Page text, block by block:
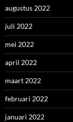
augustus 2022
juli 2022
mei 2022
april 2022
maart 2022
februari 2022
januari 2022